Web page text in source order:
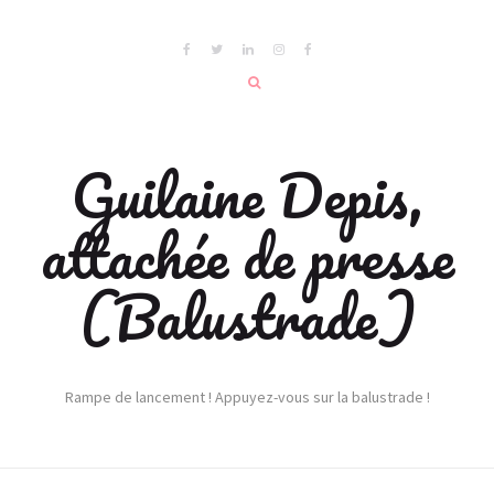
Guilaine Depis,
attachée de presse
(Balustrade)
Rampe de lancement ! Appuyez-vous sur la balustrade !